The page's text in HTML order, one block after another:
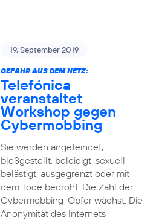
19. September 2019
GEFAHR AUS DEM NETZ:
Telefónica
veranstaltet
Workshop gegen
Cybermobbing
Sie werden angefeindet,
bloßgestellt, beleidigt, sexuell
belästigt, ausgegrenzt oder mit
dem Tode bedroht: Die Zahl der
Cybermobbing-Opfer wächst. Die
Anonymität des Internets